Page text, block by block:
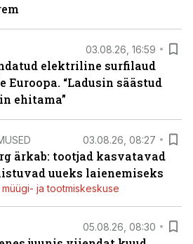
03.08.26, 16:59
elektriline surfilaud
Euroopa. “Ladusin säästud
ehitama”
03.08.26, 08:27
ärkab: tootjad kasvatavad
uueks laienemiseks
ja tootmiskeskuse
05.08.26, 08:30